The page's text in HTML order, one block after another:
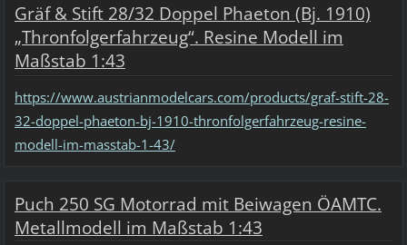
Gräf & Stift 28/32 Doppel Phaeton (Bj. 1910)
„Thronfolgerfahrzeug“. Resine Modell im
Maßstab 1:43
https://www.austrianmodelcars.com/products/graf-stift-28-
32-doppel-phaeton-bj-1910-thronfolgerfahrzeug-resine-
modell-im-masstab-1-43/
Puch 250 SG Motorrad mit Beiwagen ÖAMTC.
Metallmodell im Maßstab 1:43